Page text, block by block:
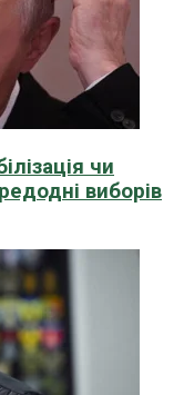
чи
виборів